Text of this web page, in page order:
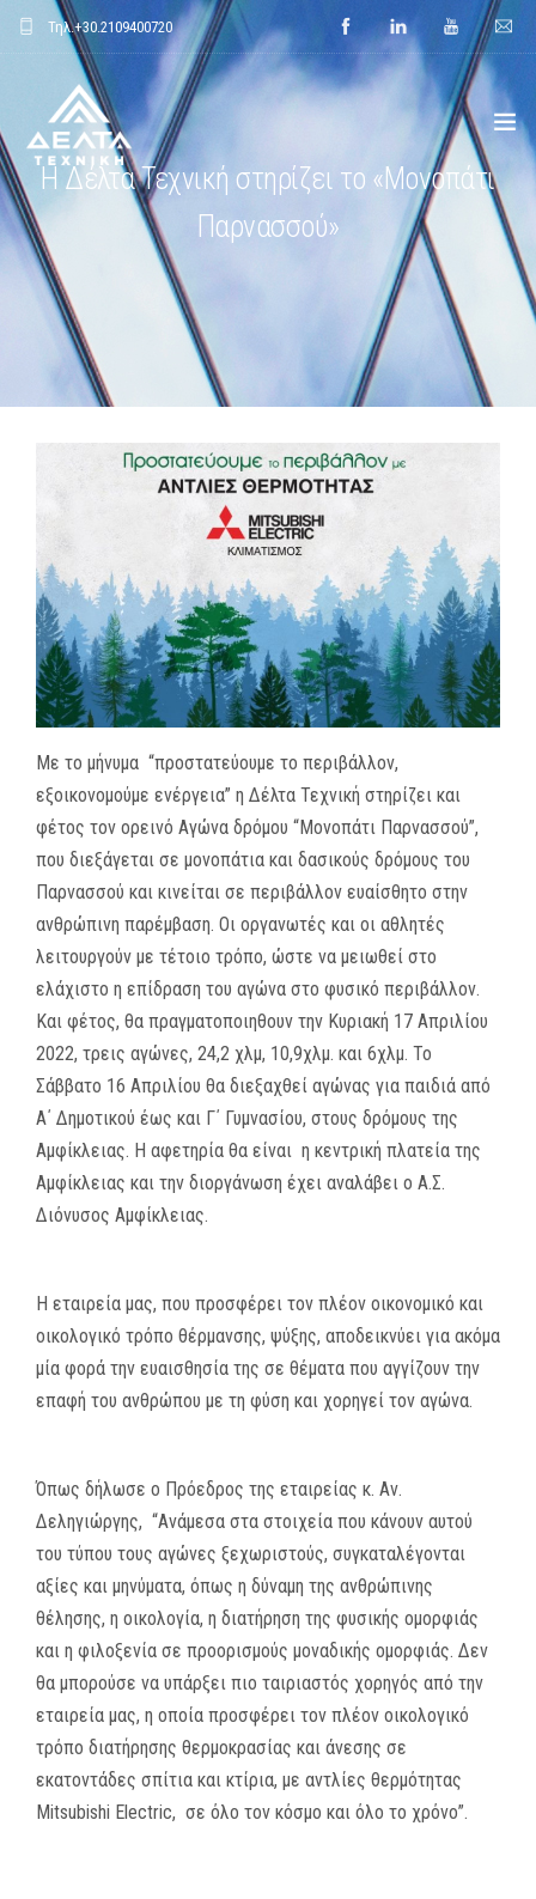
Τηλ.+30.2109400720
ΑΡΧΙΚΗ
ΕΤΑΙΡΕΙΑ
ΕΦΑΡΜΟΓΕΣ
ΕΝΔΕΙΚΤΙΚΑ ΕΡΓΑ
MEDIA
ΦΥΛΛΑΔΙΑ
ΕΥΚΑΙΡΙΕΣ ΕΡΓΑΣΙΑΣ
ΕΠΙΚΟΙΝΩΝΙΑ
E-SHOP
H Δέλτα Τεχνική στηρίζει το «Μονοπάτι
Παρνασσού»
Με το μήνυμα “προστατεύουμε το περιβάλλον,
εξοικονομούμε ενέργεια” η Δέλτα Τεχνική στηρίζει και
φέτος τον ορεινό Αγώνα δρόμου “Μονοπάτι Παρνασσού”,
που διεξάγεται σε μονοπάτια και δασικούς δρόμους του
Παρνασσού και κινείται σε περιβάλλον ευαίσθητο στην
ανθρώπινη παρέμβαση. Οι οργανωτές και οι αθλητές
λειτουργούν με τέτοιο τρόπο, ώστε να μειωθεί στο
ελάχιστο η επίδραση του αγώνα στο φυσικό περιβάλλον.
Και φέτος, θα πραγματοποιηθουν την Κυριακή 17 Απριλίου
2022, τρεις αγώνες, 24,2 χλμ, 10,9χλμ. και 6χλμ. Το
Σάββατο 16 Απριλίου θα διεξαχθεί αγώνας για παιδιά από
Α΄ Δημοτικού έως και Γ΄ Γυμνασίου, στους δρόμους της
Αμφίκλειας. Η αφετηρία θα είναι η κεντρική πλατεία της
Αμφίκλειας και την διοργάνωση έχει αναλάβει ο Α.Σ.
Διόνυσος Αμφίκλειας.
Η εταιρεία μας, που προσφέρει τον πλέον οικονομικό και
οικολογικό τρόπο θέρμανσης, ψύξης, αποδεικνύει για ακόμα
μία φορά την ευαισθησία της σε θέματα που αγγίζουν την
επαφή του ανθρώπου με τη φύση και χορηγεί τον αγώνα.
Όπως δήλωσε ο Πρόεδρος της εταιρείας κ. Αν.
Δεληγιώργης, “Ανάμεσα στα στοιχεία που κάνουν αυτού
του τύπου τους αγώνες ξεχωριστούς, συγκαταλέγονται
αξίες και μηνύματα, όπως η δύναμη της ανθρώπινης
θέλησης, η οικολογία, η διατήρηση της φυσικής ομορφιάς
και η φιλοξενία σε προορισμούς μοναδικής ομορφιάς. Δεν
θα μπορούσε να υπάρξει πιο ταιριαστός χορηγός από την
εταιρεία μας, η οποία προσφέρει τον πλέον οικολογικό
τρόπο διατήρησης θερμοκρασίας και άνεσης σε
εκατοντάδες σπίτια και κτίρια, με αντλίες θερμότητας
Mitsubishi Electric, σε όλο τον κόσμο και όλο το χρόνο”.